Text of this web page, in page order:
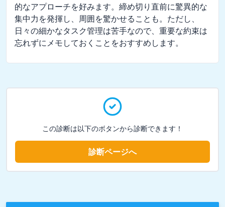
的なアプローチを好みます。締め切り直前に驚異的な
集中力を発揮し、周囲を驚かせることも。ただし、
日々の細かなタスク管理は苦手なので、重要な約束は
忘れずにメモしておくことをおすすめします。
この診断は以下のボタンから診断できます！
診断ページへ